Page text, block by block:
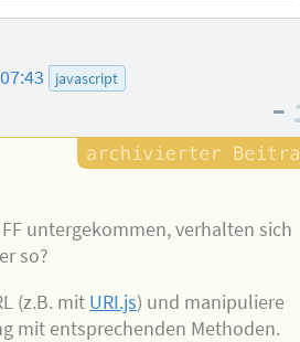
javascript
–
untergekommen, verhalten sich
so?
(z.B. mit URI.js) und manipuliere
mit entsprechenden Methoden.